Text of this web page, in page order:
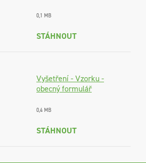
0,1 MB
STÁHNOUT
Vyšetření - Vzorku -
obecný formulář
0,4 MB
STÁHNOUT